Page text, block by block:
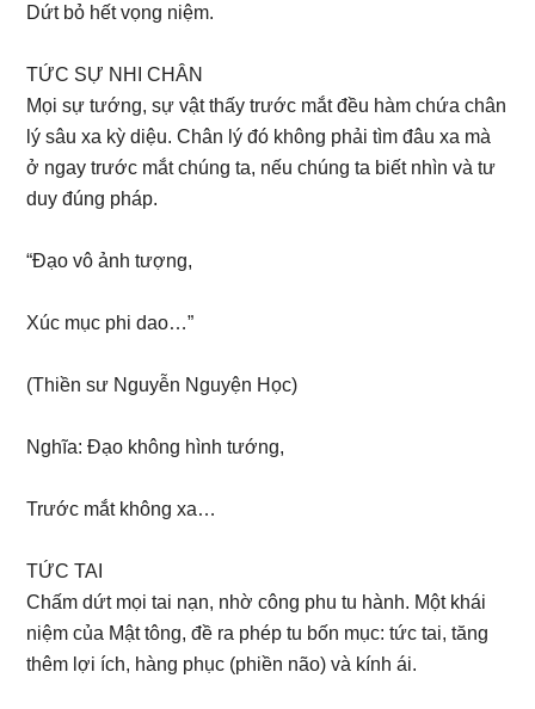
Dứt bỏ hết vọng niệm.
TỨC SỰ NHI CHÂN
Mọi sự tướng, sự vật thấy trước mắt đều hàm chứa chân
lý sâu xa kỳ diệu. Chân lý đó không phải tìm đâu xa mà
ở ngay trước mắt chúng ta, nếu chúng ta biết nhìn và tư
duy đúng pháp.
“Đạo vô ảnh tượng,
Xúc mục phi dao…”
(Thiền sư Nguyễn Nguyện Học)
Nghĩa: Đạo không hình tướng,
Trước mắt không xa…
TỨC TAI
Chấm dứt mọi tai nạn, nhờ công phu tu hành. Một khái
niệm của Mật tông, đề ra phép tu bốn mục: tức tai, tăng
thêm lợi ích, hàng phục (phiền não) và kính ái.